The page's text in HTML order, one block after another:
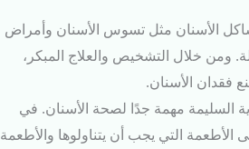
الأسنان مثل تسوس الأسنان وأمراض
ومن خلال التشخيص والعلاج المبكر،
فقدان الأسنان.
السليمة مهمة جدًا لصحة الأسنان. في
الأطعمة التي يجب أن يتناولوها والأطعمة